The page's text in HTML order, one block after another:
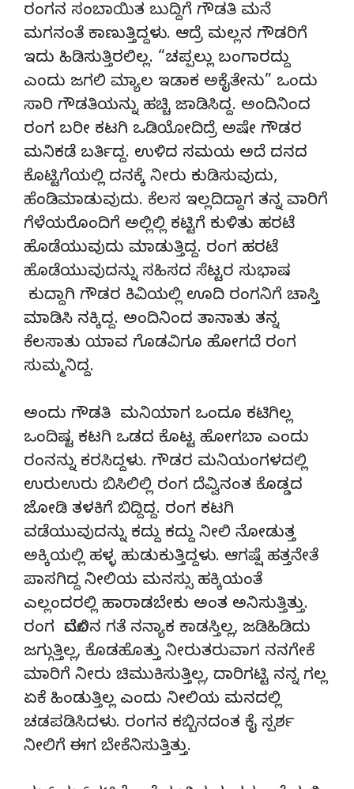
ರಂಗನ ಸಂಬಾಯಿತ ಬುದ್ದಿಗೆ ಗೌಡತಿ ಮನೆ
ಮಗನಂತೆ ಕಾಣುತ್ತಿದ್ದಳು. ಆದ್ರೆ ಮಲ್ಲನ ಗೌಡರಿಗೆ
ಇದು ಹಿಡಿಸುತ್ತಿರಲಿಲ್ಲ. “ಚಪ್ಪಲ್ಲು ಬಂಗಾರದ್ದು
ಎಂದು ಜಗಲಿ ಮ್ಯಾಲ ಇಡಾಕ ಅಕೈತೇನು” ಒಂದು
ಸಾರಿ ಗೌಡತಿಯನ್ನು ಹಚ್ಚಿ ಜಾಡಿಸಿದ್ದ. ಅಂದಿನಿಂದ
ರಂಗ ಬರೀ ಕಟಗಿ ಒಡಿಯೋದಿದ್ರೆ ಅಷೇ ಗೌಡರ
ಮನಿಕಡೆ ಬರ್ತಿದ್ದ. ಉಳಿದ ಸಮಯ ಅದೆ ದನದ
ಕೊಟ್ಟಿಗೆಯಲ್ಲಿ ದನಕ್ಕೆ ನೀರು ಕುಡಿಸುವುದು,
ಹೆಂಡಿಮಾಡುವುದು. ಕೆಲಸ ಇಲ್ಲದಿದ್ದಾಗ ತನ್ನ ವಾರಿಗೆ
ಗೆಳೆಯರೊಂದಿಗೆ ಅಲ್ಲಿಲ್ಲಿ ಕಟ್ಟಿಗೆ ಕುಳಿತು ಹರಟೆ
ಹೊಡೆಯುವುದು ಮಾಡುತ್ತಿದ್ದ. ರಂಗ ಹರಟೆ
ಹೊಡೆಯುವುದನ್ನು ಸಹಿಸದ ಸೆಟ್ಟರ ಸುಭಾಷ
ಕುದ್ದಾಗಿ ಗೌಡರ ಕಿವಿಯಲ್ಲಿ ಊದಿ ರಂಗನಿಗೆ ಚಾಸ್ತಿ
ಮಾಡಿಸಿ ನಕ್ಕಿದ್ದ. ಅಂದಿನಿಂದ ತಾನಾತು ತನ್ನ
ಕೆಲಸಾತು ಯಾವ ಗೊಡವಿಗೂ ಹೋಗದೆ ರಂಗ
ಸುಮ್ಮನಿದ್ದ.
ಅಂದು ಗೌಡತಿ ಮನಿಯಾಗ ಒಂದೂ ಕಟಿಗಿಲ್ಲ
ಒಂದಿಷ್ಟ ಕಟಗಿ ಒಡದ ಕೊಟ್ಟ ಹೋಗಬಾ ಎಂದು
ರಂನನ್ನು ಕರಸಿದ್ದಳು. ಗೌಡರ ಮನಿಯಂಗಳದಲ್ಲಿ
ಉರುಉರು ಬಿಸಿಲಿಲ್ಲಿ ರಂಗ ದೆವ್ವಿನಂತ ಕೊಡ್ಡದ
ಜೋಡಿ ತಳಕಿಗೆ ಬಿದ್ದಿದ್ದ. ರಂಗ ಕಟಗಿ
ವಡೆಯುವುದನ್ನು ಕದ್ದು ಕದ್ದು ನೀಲಿ ನೋಡುತ್ತ
ಅಕ್ಕಿಯಲ್ಲಿ ಹಳ್ಳ ಹುಡುಕುತ್ತಿದ್ದಳು. ಆಗಷ್ಷೆ ಹತ್ತನೇತೆ
ಪಾಸಗಿದ್ದ ನೀಲಿಯ ಮನಸ್ಸು ಹಕ್ಕಿಯಂತೆ
ಎಲ್ಲಂದರಲ್ಲಿ ಹಾರಾಡಬೇಕು ಅಂತ ಅನಿಸುತ್ತಿತ್ತು.
ರಂಗ ಮೊದಲಿನ ಗತೆ ನನ್ಯಾಕ ಕಾಡಸ್ತಿಲ್ಲ, ಜಡಿಹಿಡಿದು
ಜಗ್ಗುತ್ತಿಲ್ಲ, ಕೊಡಹೊತ್ತು ನೀರುತರುವಾಗ ನನಗೇಕೆ
ಮಾರಿಗೆ ನೀರು ಚಿಮುಕಿಸುತ್ತಿಲ್ಲ, ದಾರಿಗಟ್ಟಿ ನನ್ನ ಗಲ್ಲ
ಏಕೆ ಹಿಂಡುತ್ತಿಲ್ಲ ಎಂದು ನೀಲಿಯ ಮನದಲ್ಲಿ
ಚಡಪಡಿಸಿದಳು. ರಂಗನ ಕಬ್ಬಿನದಂತ ಕೈ ಸ್ಪರ್ಶ
ನೀಲಿಗೆ ಈಗ ಬೇಕೆನಿಸುತ್ತಿತ್ತು.